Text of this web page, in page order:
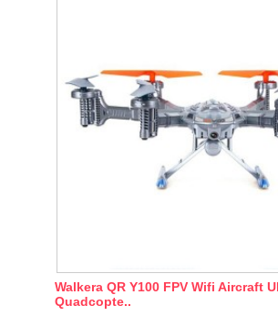
Walkera QR Y100 FPV Wifi Aircraft
Quadcopte..